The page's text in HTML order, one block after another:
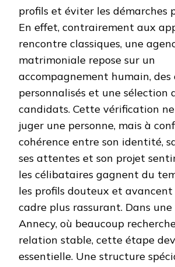
profils et éviter les démarches
En effet, contrairement aux
rencontre classiques, une
matrimoniale repose sur un
accompagnement humain, des
personnalisés et une sélection
candidats. Cette vérification
juger une personne, mais à
cohérence entre son identité,
ses attentes et son projet
les célibataires gagnent du
les profils douteux et avancent
cadre plus rassurant. Dans
Annecy, où beaucoup
relation stable, cette étape
essentielle. Une structure